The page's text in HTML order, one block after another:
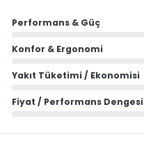
Performans & Güç
Konfor & Ergonomi
Yakıt Tüketimi / Ekonomisi
Fiyat / Performans Dengesi